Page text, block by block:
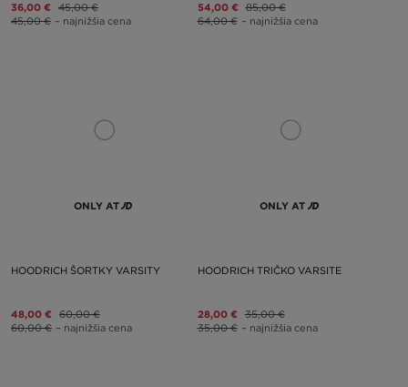
36,00 € 45,00 €
45,00 € – najnižšia cena
54,00 € 85,00 €
64,00 € – najnižšia cena
ONLY AT
HOODRICH ŠORTKY VARSITY
48,00 € 60,00 €
60,00 € – najnižšia cena
ONLY AT
HOODRICH TRIČKO VARSITE
28,00 € 35,00 €
35,00 € – najnižšia cena